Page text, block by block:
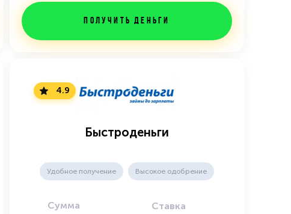
Получить деньги
4.9
Быстроденьги
Удобное получение Высокое одобрение
Сумма Ставка